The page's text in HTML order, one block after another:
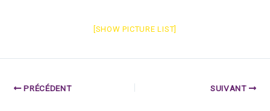
[SHOW PICTURE LIST]
PRÉCÉDENT SUIVANT